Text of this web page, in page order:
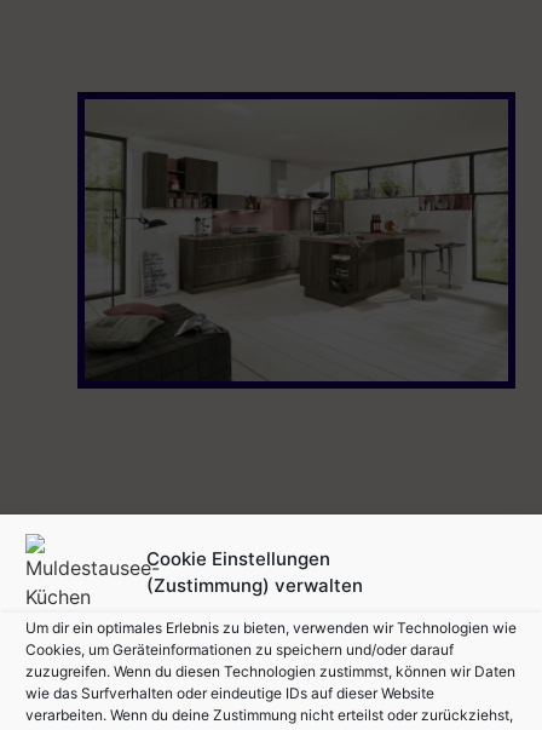
Cookie Einstellungen
(Zustimmung) verwalten
Um dir ein optimales Erlebnis zu bieten, verwenden wir Technologien wie
Cookies, um Geräteinformationen zu speichern und/oder darauf
zuzugreifen. Wenn du diesen Technologien zustimmst, können wir Daten
wie das Surfverhalten oder eindeutige IDs auf dieser Website
verarbeiten. Wenn du deine Zustimmung nicht erteilst oder zurückziehst,